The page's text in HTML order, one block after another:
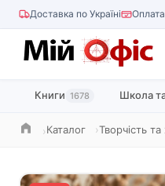
Доставка по Україні
Книги 1678 Школа
ГоловнаКаталог Творчість та